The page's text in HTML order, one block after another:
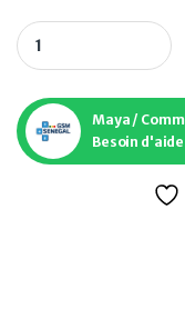
Congélateur
Maya /
Besoin